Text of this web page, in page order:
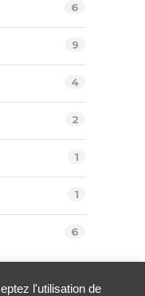
6
9
4
2
1
1
6
l'utilisation de